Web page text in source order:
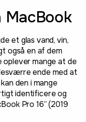
et glas vand, vin,
også en af dem
mange at de
ende med at
den i mange
identificere og
Pro 16” (2019